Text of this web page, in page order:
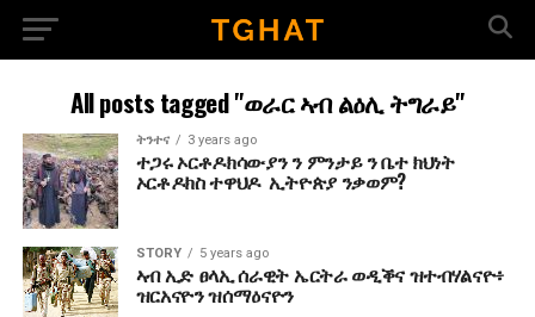
All posts tagged "ወራር ኣብ ልዕሊ ትግራይ"
ትንተና 3 years ago
ተጋሩ ኦርቶዶክሳውያን ን ምንታይ ን ቤተ ክህነት
ኦርቶዶክስ ተዋህዶ ኢትዮጵያ ንቃወም?
STORY 5 years ago
ኣብ ኢድ ፀላኢ ሰራዊት ኤርትራ ወዲቕና ዝተብሃልናዮ፥
ዝርአናዮን ዝሰማዕናዮን